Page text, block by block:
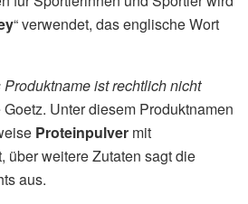
“ verwendet, das englische Wort
Produktname ist rechtlich nicht
Unter diesem Produktnamen
Proteinpulver mit
über weitere Zutaten sagt die
aus.